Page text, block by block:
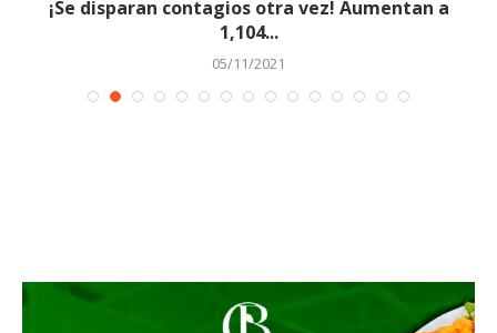
¡Se disparan contagios otra vez! Aumentan a
1,104...
05/11/2021